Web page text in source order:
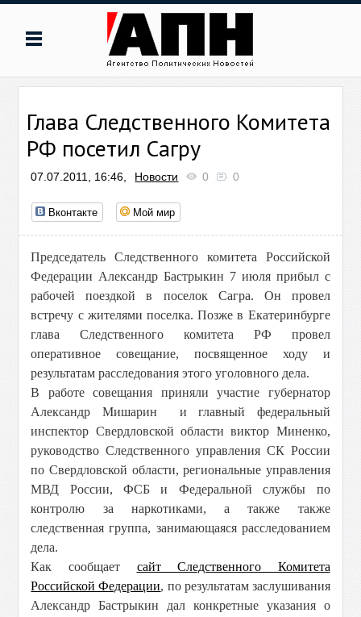
Глава Следственного Комитета
РФ посетил Сагру
07.07.2011, 16:46, Новости 0 0
Вконтакте Мой мир
Председатель Следственного комитета Российской
Федерации Александр Бастрыкин 7 июля прибыл с
рабочей поездкой в поселок Сагра. Он провел
встречу с жителями поселка. Позже в Екатеринбурге
глава Следственного комитета РФ провел
оперативное совещание, посвященное ходу и
результатам расследования этого уголовного дела.
В работе совещания приняли участие губернатор
Александр Мишарин и главный федеральный
инспектор Свердловской области виктор Миненко,
руководство Следственного управления СК России
по Свердловской области, региональные управления
МВД России, ФСБ и Федеральной службы по
контролю за наркотиками, а также также
следственная группа, занимающаяся расследованием
дела.
Как сообщает сайт Следственного Комитета
Российской Федерации, по результатам заслушивания
Александр Бастрыкин дал конкретные указания о